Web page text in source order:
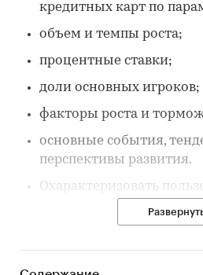
кредитных карт по
объем и темпы роста;
процентные ставки;
доли основных игроков;
факторы роста и
основные события,
перспективы развития.
Охарактеризовать
потребительского
предпочтения.
Охарактеризовать
российского рынка